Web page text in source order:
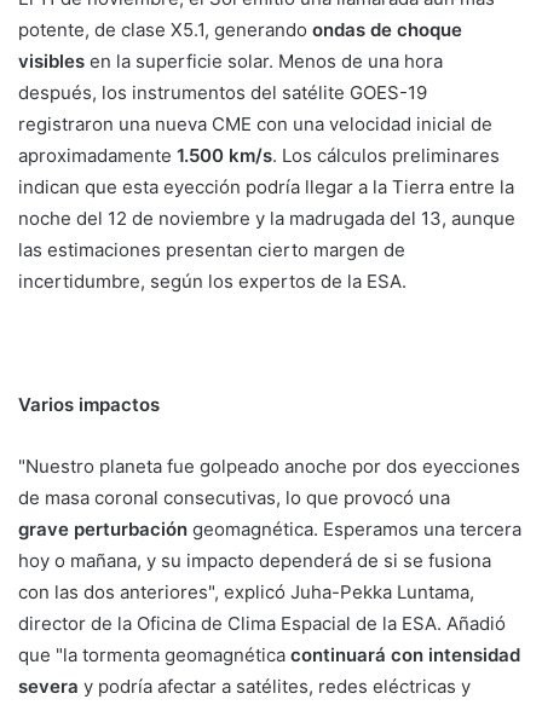
potente, de clase X5.1, generando ondas de choque
visibles en la superficie solar. Menos de una hora
después, los instrumentos del satélite GOES-19
registraron una nueva CME con una velocidad inicial de
aproximadamente 1.500 km/s. Los cálculos preliminares
indican que esta eyección podría llegar a la Tierra entre la
noche del 12 de noviembre y la madrugada del 13, aunque
las estimaciones presentan cierto margen de
incertidumbre, según los expertos de la ESA.
Varios impactos
"Nuestro planeta fue golpeado anoche por dos eyecciones
de masa coronal consecutivas, lo que provocó una
grave perturbación geomagnética. Esperamos una tercera
hoy o mañana, y su impacto dependerá de si se fusiona
con las dos anteriores", explicó Juha-Pekka Luntama,
director de la Oficina de Clima Espacial de la ESA. Añadió
que "la tormenta geomagnética continuará con intensidad
severa y podría afectar a satélites, redes eléctricas y